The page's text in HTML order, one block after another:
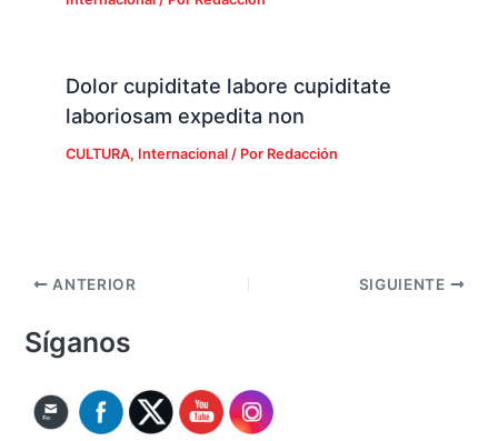
Dolor cupiditate labore cupiditate
laboriosam expedita non
CULTURA, Internacional/ Por Redacción
ANTERIOR SIGUIENTE
Síganos